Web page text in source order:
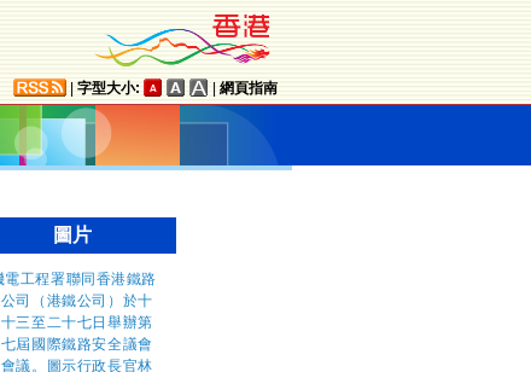
字型大小: 網頁指南
圖片